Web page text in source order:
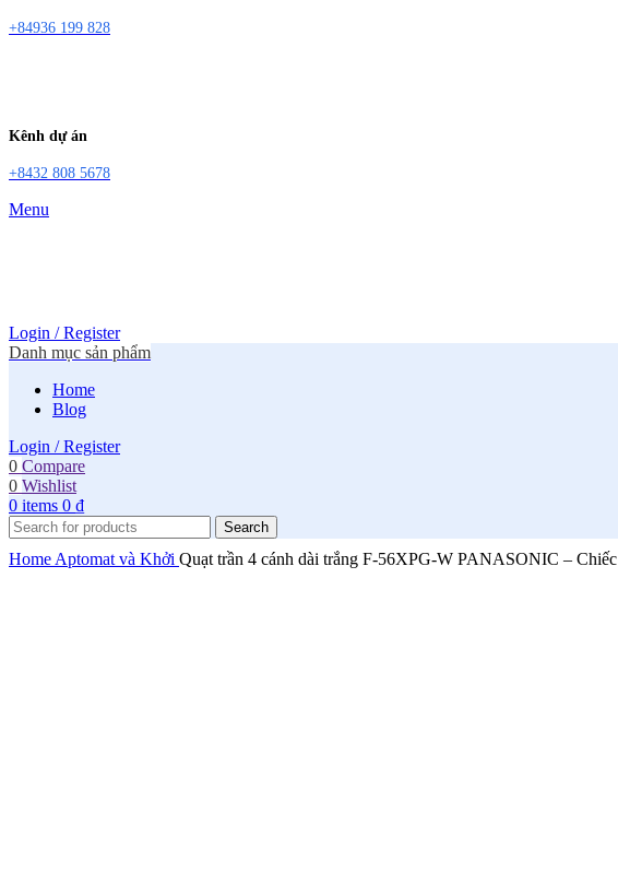
+84936 199 828
Kênh dự án
+8432 808 5678
Menu
Login / Register
Danh mục sản phẩm
Home
Blog
Login / Register
0 Compare
0 Wishlist
0 items 0 ₫
Search
Home Aptomat và Khởi Quạt trần 4 cánh dài trắng F-56XPG-W PANASONIC – Chiếc